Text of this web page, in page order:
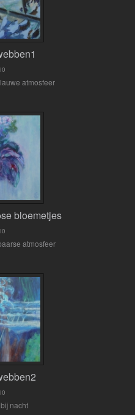
atmosfeer
bloemetjes
atmosfeer
nacht